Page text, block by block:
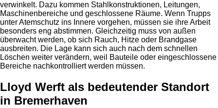
verwinkelt. Dazu kommen Stahlkonstruktionen, Leitungen,
Maschinenbereiche und geschlossene Räume. Wenn Trupps
unter Atemschutz ins Innere vorgehen, müssen sie ihre Arbeit
besonders eng abstimmen. Gleichzeitig muss von außen
überwacht werden, ob sich Rauch, Hitze oder Brandgase
ausbreiten. Die Lage kann sich auch nach dem schnellen
Löschen weiter verändern, weil Bauteile oder eingeschlossene
Bereiche nachkontrolliert werden müssen.
Lloyd Werft als bedeutender Standort
in Bremerhaven